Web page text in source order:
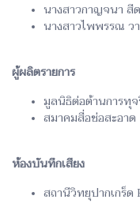
นางสาวกาญจนา สี
นางสาวไพพรรณ ว
ผู้ผลิตรายการ
มูลนิธิต่อต้านการทุ
สมาคมสื่อช่อสะอาด
ห้องบันทึกเสียง
สถานีวิทยุปากเกร็